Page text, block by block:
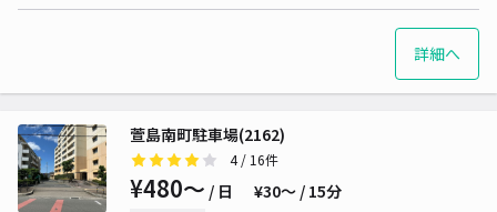
詳細へ
萱島南町駐車場(2162)
4/ 16件
¥480〜 / 日 ¥30〜 / 15分